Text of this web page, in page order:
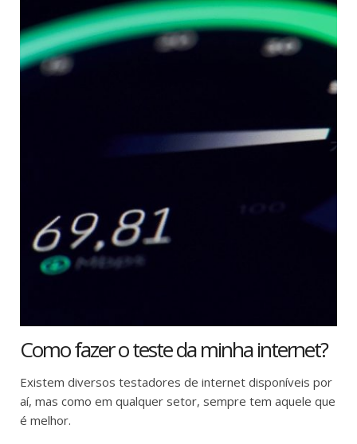
Como fazer o teste da minha internet?
Existem diversos testadores de internet disponíveis por
aí, mas como em qualquer setor, sempre tem aquele que
é melhor.